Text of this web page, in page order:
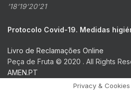
’18’19’20’21
Protocolo Covid-19. Medidas
Livro de Reclamações Online
Peça de Fruta © 2020 . All Rights
AMEN.PT
Privacy &